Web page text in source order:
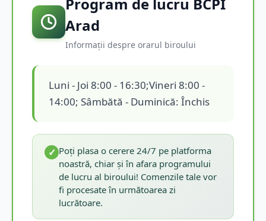
Arad
Informații despre orarul biroului
Luni - Joi 8:00 - 16:30;Vineri 8:00 -
14:00; Sâmbătă - Duminică: Închis
✓ Poți plasa o cerere 24/7 pe platforma
noastră, chiar și în afara programului
de lucru al biroului! Comenzile tale vor
fi procesate în următoarea zi
lucrătoare.